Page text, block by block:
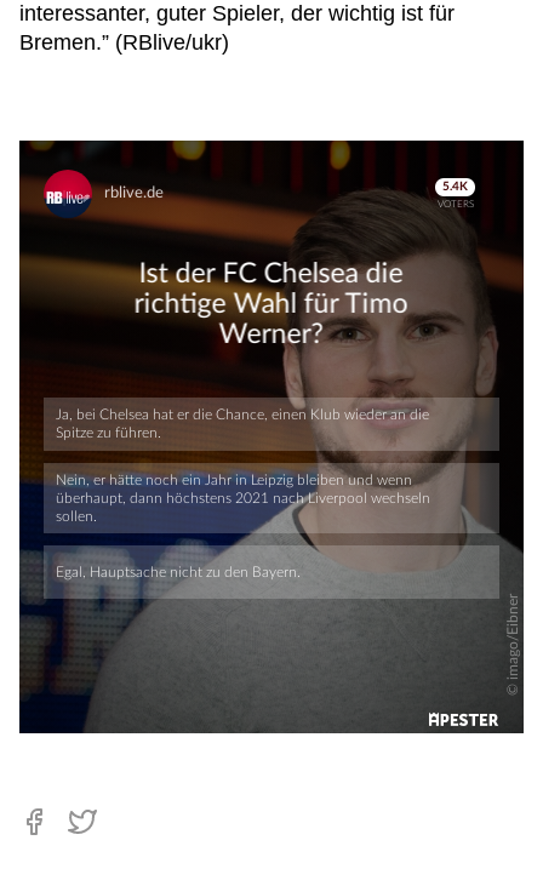
interessanter, guter Spieler, der wichtig ist für
Bremen.” (RBlive/ukr)